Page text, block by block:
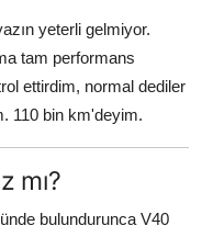
yeterli gelmiyor.
tam performans
ettirdim, normal dediler
110 bin km'deyim.
mı?
bulundurunca V40